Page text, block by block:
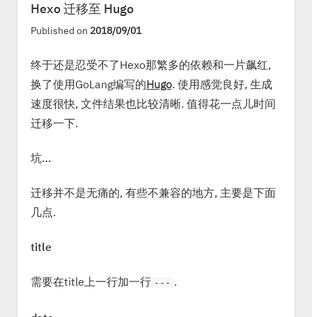
Hexo 迁移至 Hugo
Published on 2018/09/01
终于还是忍受不了Hexo那繁多的依赖和一片飙红,
换了使用GoLang编写的Hugo. 使用感觉良好, 生成
速度很快, 文件结果也比较清晰. 值得花一点儿时间
迁移一下.
坑…
迁移并不是无痛的, 有些不兼容的地方, 主要是下面
几点.
title
需要在title上一行加一行 --- .